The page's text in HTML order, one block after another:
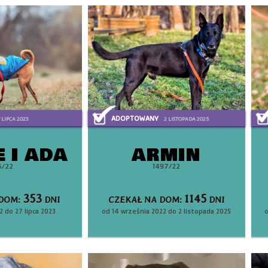
2023
I ADA
22
353DNI
do 27 lipca 2023
ADOPTOWANY 2 LISTOPADA 2025
ARMIN
1497/22
CZEKAŁ NA DOM: 1145 DNI
od 14 września 2022 do 2 listopada 2025